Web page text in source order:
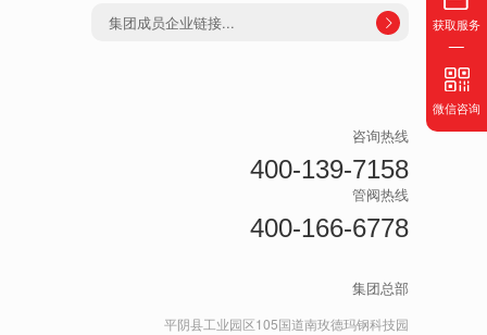
获取服务
微信咨询
集团成员企业链接... 
咨询热线
400-139-7158
管阀热线
400-166-6778
集团总部
平阴县工业园区105国道南玫德玛钢科技园